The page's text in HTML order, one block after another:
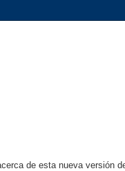
de esta nueva versión